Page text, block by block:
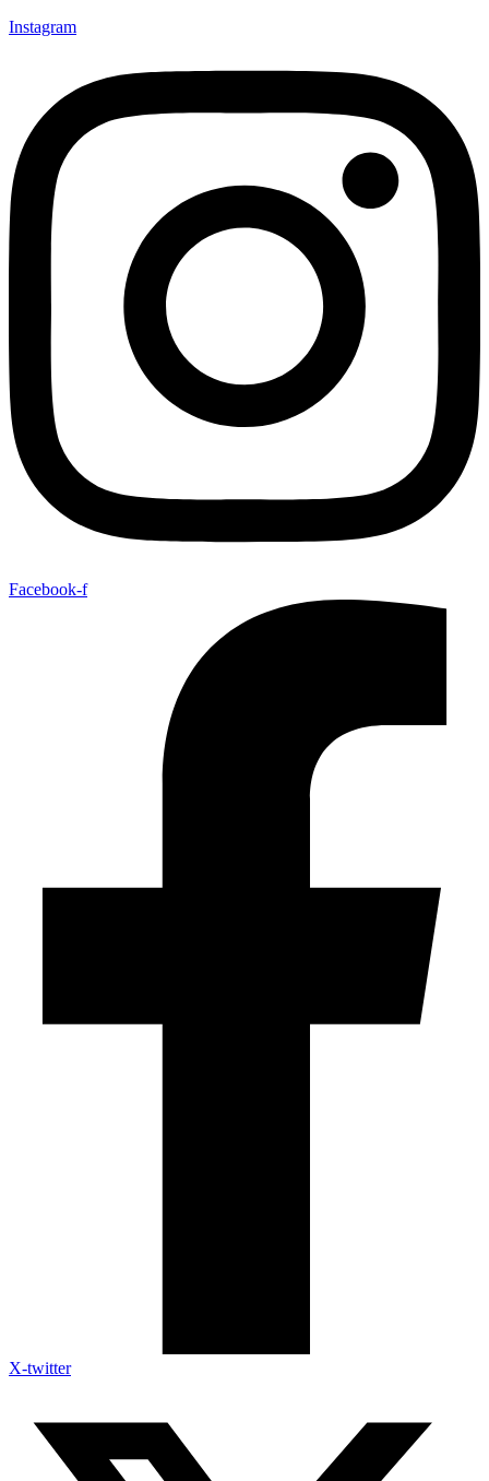
Instagram
Facebook-f
X-twitter